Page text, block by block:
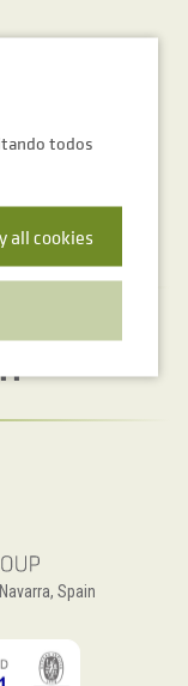
ENVIAR
telefónico
Spain
todos
all cookies